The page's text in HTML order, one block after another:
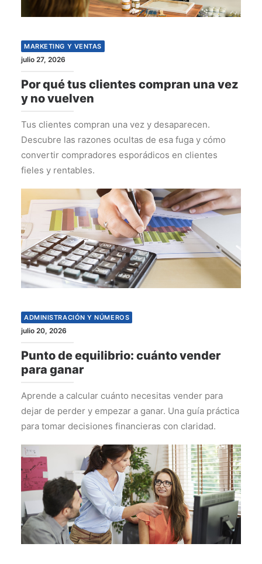
MARKETING Y VENTAS
julio 27, 2026
Por qué tus clientes compran una vez
y no vuelven
Tus clientes compran una vez y desaparecen.
Descubre las razones ocultas de esa fuga y cómo
convertir compradores esporádicos en clientes
fieles y rentables.
ADMINISTRACIÓN Y NÚMEROS
julio 20, 2026
Punto de equilibrio: cuánto vender
para ganar
Aprende a calcular cuánto necesitas vender para
dejar de perder y empezar a ganar. Una guía práctica
para tomar decisiones financieras con claridad.